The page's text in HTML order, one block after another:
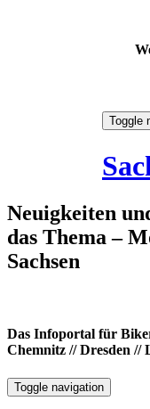
Toggle
Neuigkeiten
das Thema –
Sachsen
Das Infoportal für
Chemnitz // Dresden //
Toggle navigation